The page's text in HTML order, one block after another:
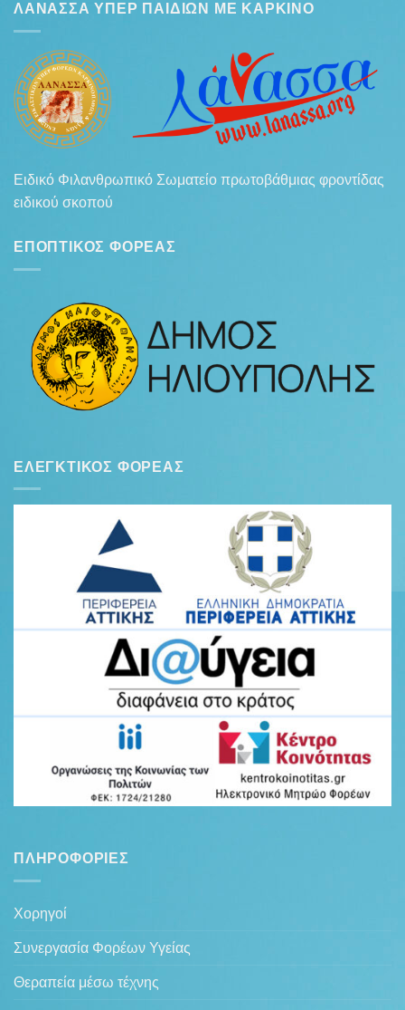
ΛΆΝΑΣΣΑ ΥΠΈΡ ΠΑΙΔΙΏΝ ΜΕ ΚΑΡΚΊΝΟ
Ειδικό Φιλανθρωπικό Σωματείο πρωτοβάθμιας φροντίδας
ειδικού σκοπού
ΕΠΟΠΤΙΚΌΣ ΦΟΡΈΑΣ
ΕΛΕΓΚΤΙΚΌΣ ΦΟΡΈΑΣ
ΠΛΗΡΟΦΟΡΊΕΣ
Χορηγοί
Συνεργασία Φορέων Υγείας
Θεραπεία μέσω τέχνης